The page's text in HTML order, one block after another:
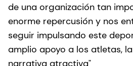
de una organización tan
enorme repercusión y nos
seguir impulsando este
amplio apoyo a los atletas,